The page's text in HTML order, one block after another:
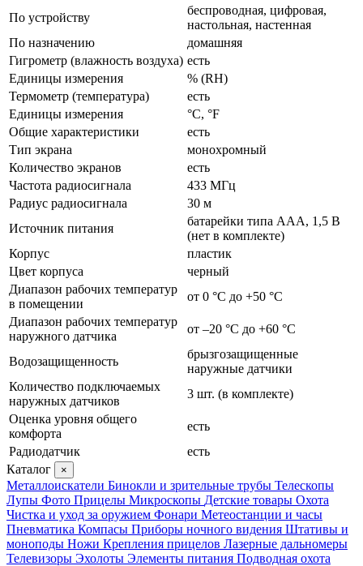
По устройству
беспроводная, цифровая,
настольная, настенная
По назначению
домашняя
Гигрометр (влажность воздуха) есть
Единицы измерения
% (RH)
Термометр (температура)
есть
Единицы измерения
°C, °F
Общие характеристики
есть
Тип экрана
монохромный
Количество экранов
есть
Частота радиосигнала
433 МГц
Радиус радиосигнала
30 м
Источник питания
батарейки типа ААА, 1,5 В
(нет в комплекте)
Корпус
пластик
Цвет корпуса
черный
Диапазон рабочих температур
в помещении
от 0 °C до +50 °C
Диапазон рабочих температур
наружного датчика
от –20 °C до +60 °C
Водозащищенность
брызгозащищенные
наружные датчики
Количество подключаемых
наружных датчиков
3 шт. (в комплекте)
Оценка уровня общего
комфорта
есть
Радиодатчик
есть
Каталог
×
Металлоискатели Бинокли и зрительные трубы Телескопы
Лупы Фото Прицелы Микроскопы Детские товары Охота
Чистка и уход за оружием Фонари Метеостанции и часы
Пневматика Компасы Приборы ночного видения Штативы и
моноподы Ножи Крепления прицелов Лазерные дальномеры
Телевизоры Эхолоты Элементы питания Подводная охота